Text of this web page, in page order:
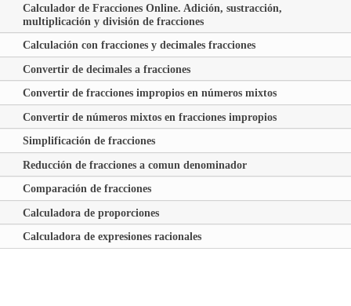
Calculador de Fracciones Online. Adición, sustracción,
multiplicación y división de fracciones
Calculación con fracciones y decimales fracciones
Convertir de decimales a fracciones
Convertir de fracciones impropios en números mixtos
Convertir de números mixtos en fracciones impropios
Simplificación de fracciones
Reducción de fracciones a comun denominador
Comparación de fracciones
Calculadora de proporciones
Calculadora de expresiones racionales